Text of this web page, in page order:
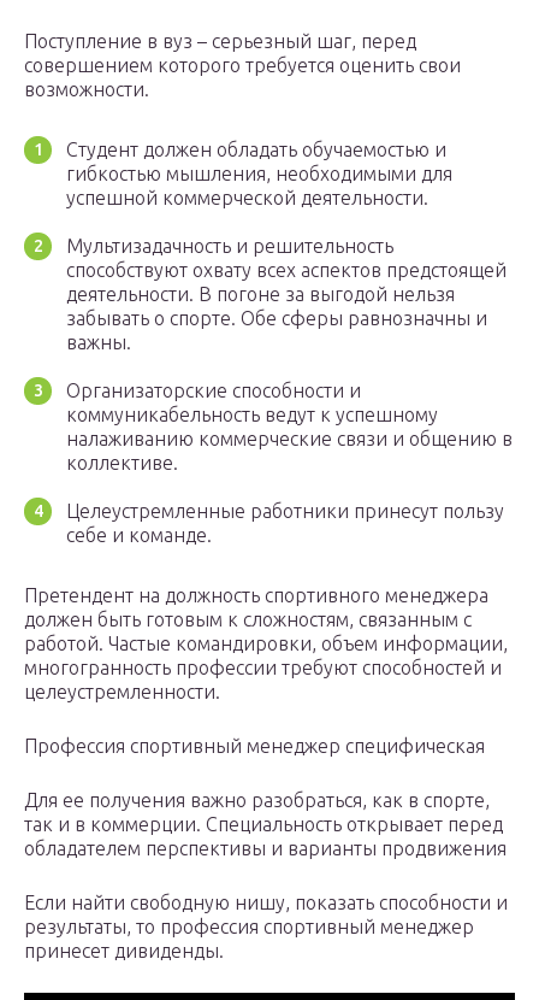
Поступление в вуз – серьезный шаг, перед
совершением которого требуется оценить свои
возможности.
Студент должен обладать обучаемостью и
гибкостью мышления, необходимыми для
успешной коммерческой деятельности.
Мультизадачность и решительность
способствуют охвату всех аспектов предстоящей
деятельности. В погоне за выгодой нельзя
забывать о спорте. Обе сферы равнозначны и
важны.
Организаторские способности и
коммуникабельность ведут к успешному
налаживанию коммерческие связи и общению в
коллективе.
Целеустремленные работники принесут пользу
себе и команде.
Претендент на должность спортивного менеджера
должен быть готовым к сложностям, связанным с
работой. Частые командировки, объем информации,
многогранность профессии требуют способностей и
целеустремленности.
Профессия спортивный менеджер специфическая
Для ее получения важно разобраться, как в спорте,
так и в коммерции. Специальность открывает перед
обладателем перспективы и варианты продвижения
Если найти свободную нишу, показать способности и
результаты, то профессия спортивный менеджер
принесет дивиденды.